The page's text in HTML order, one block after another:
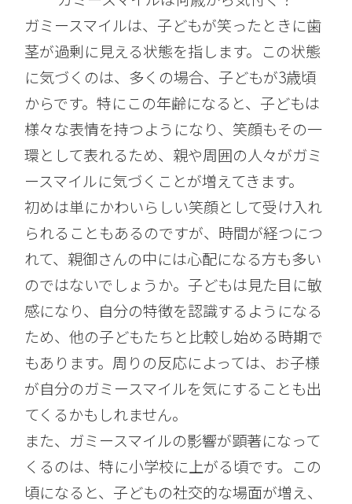
ガミースマイルは、子どもが笑ったときに歯
茎が過剰に見える状態を指します。この状態
に気づくのは、多くの場合、子どもが3歳頃
からです。特にこの年齢になると、子どもは
様々な表情を持つようになり、笑顔もその一
環として表れるため、親や周囲の人々がガミ
ースマイルに気づくことが増えてきます。
初めは単にかわいらしい笑顔として受け入れ
られることもあるのですが、時間が経つにつ
れて、親御さんの中には心配になる方も多い
のではないでしょうか。子どもは見た目に敏
感になり、自分の特徴を認識するようになる
ため、他の子どもたちと比較し始める時期で
もあります。周りの反応によっては、お子様
が自分のガミースマイルを気にすることも出
てくるかもしれません。
また、ガミースマイルの影響が顕著になって
くるのは、特に小学校に上がる頃です。この
頃になると、子どもの社交的な場面が増え、